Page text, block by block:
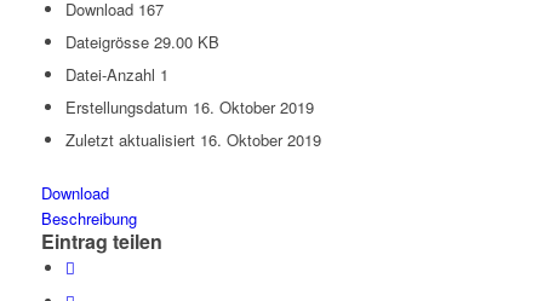
Download 167
Dateigrösse 29.00 KB
Datei-Anzahl 1
Erstellungsdatum 16. Oktober 2019
Zuletzt aktualisiert 16. Oktober 2019
Download
Beschreibung
Eintrag teilen